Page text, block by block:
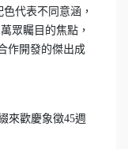
代表不同意涵，
眾矚目的焦點，
作開發的傑出成
來歡慶象徵45週